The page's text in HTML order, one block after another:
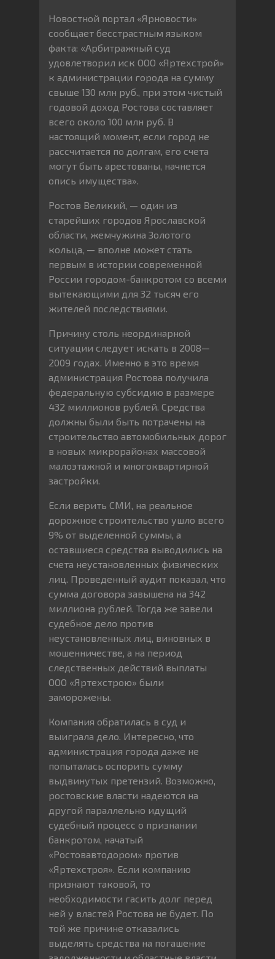
Новостной портал «Ярновости»
сообщает бесстрастным языком
факта: «Арбитражный суд
удовлетворил иск ООО «Яртехстрой»
к администрации города на сумму
свыше 130 млн руб., при этом чистый
годовой доход Ростова составляет
всего около 100 млн руб. В
настоящий момент, если город не
рассчитается по долгам, его счета
могут быть арестованы, начнется
опись имущества».
Ростов Великий, — один из
старейших городов Ярославской
области, жемчужина Золотого
кольца, — вполне может стать
первым в истории современной
России городом-банкротом со всеми
вытекающими для 32 тысяч его
жителей последствиями.
Причину столь неординарной
ситуации следует искать в 2008—
2009 годах. Именно в это время
администрация Ростова получила
федеральную субсидию в размере
432 миллионов рублей. Средства
должны были быть потрачены на
строительство автомобильных дорог
в новых микрорайонах массовой
малоэтажной и многоквартирной
застройки.
Если верить СМИ, на реальное
дорожное строительство ушло всего
9% от выделенной суммы, а
оставшиеся средства выводились на
счета неустановленных физических
лиц. Проведенный аудит показал, что
сумма договора завышена на 342
миллиона рублей. Тогда же завели
судебное дело против
неустановленных лиц, виновных в
мошенничестве, а на период
следственных действий выплаты
ООО «Яртехстрою» были
заморожены.
Компания обратилась в суд и
выиграла дело. Интересно, что
администрация города даже не
попыталась оспорить сумму
выдвинутых претензий. Возможно,
ростовские власти надеются на
другой параллельно идущий
судебный процесс о признании
банкротом, начатый
«Ростовавтодором» против
«Яртехстроя». Если компанию
признают таковой, то
необходимости гасить долг перед
ней у властей Ростова не будет. По
той же причине отказались
выделять средства на погашение